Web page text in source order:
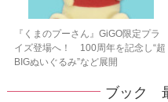
『くまのプーさん』GiGO限定プラ
イズ登場へ！ 100周年を記念し“超
BIGぬいぐるみ”など展開
ブック